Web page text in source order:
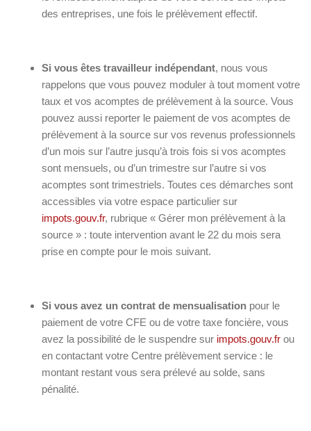
des entreprises, une fois le prélèvement effectif.
Si vous êtes travailleur indépendant, nous vous
rappelons que vous pouvez moduler à tout moment votre
taux et vos acomptes de prélèvement à la source. Vous
pouvez aussi reporter le paiement de vos acomptes de
prélèvement à la source sur vos revenus professionnels
d’un mois sur l’autre jusqu’à trois fois si vos acomptes
sont mensuels, ou d’un trimestre sur l’autre si vos
acomptes sont trimestriels. Toutes ces démarches sont
accessibles via votre espace particulier sur
impots.gouv.fr, rubrique « Gérer mon prélèvement à la
source » : toute intervention avant le 22 du mois sera
prise en compte pour le mois suivant.
Si vous avez un contrat de mensualisation pour le
paiement de votre CFE ou de votre taxe foncière, vous
avez la possibilité de le suspendre sur impots.gouv.fr ou
en contactant votre Centre prélèvement service : le
montant restant vous sera prélevé au solde, sans
pénalité.